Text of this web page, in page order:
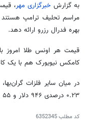
به گزارش خبرگزاری مهر،
مراسم تحلیف ترامپ
بهره فدرال رزرو ارائه دهد.
قیمت هر اونس طلا امروز با ۰.۰۱ درصد کاهش به ۲۷۰۳ دلار و ۵ سنت رسید. قیمت معاملات آتی طلا در بازار
کامکس نیویورک هم با یک کاهش ۰.۱۴ درصدی به ۲۷۴۴ دلار و ۹۰
۰.۲۳ درصدی ۹۴۶ دلار و ۵۵ سنت معامله می‌شود.
کد مطلب6352345